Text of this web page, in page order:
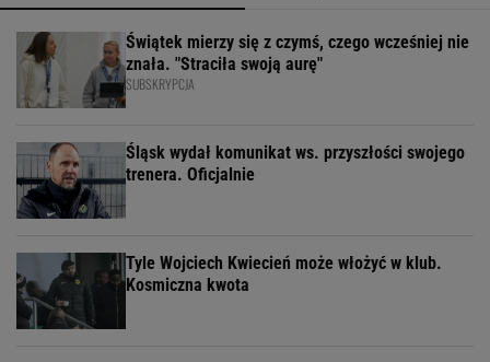
Świątek mierzy się z czymś, czego wcześniej nie
znała. "Straciła swoją aurę"
SUBSKRYPCJA
Śląsk wydał komunikat ws. przyszłości swojego
trenera. Oficjalnie
Tyle Wojciech Kwiecień może włożyć w klub.
Kosmiczna kwota